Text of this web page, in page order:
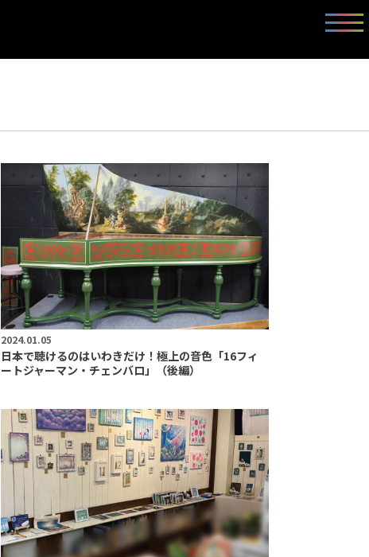
2024.01.05
日本で聴けるのはいわきだけ！極上の音色「16フィ
ートジャーマン・チェンバロ」（後編）